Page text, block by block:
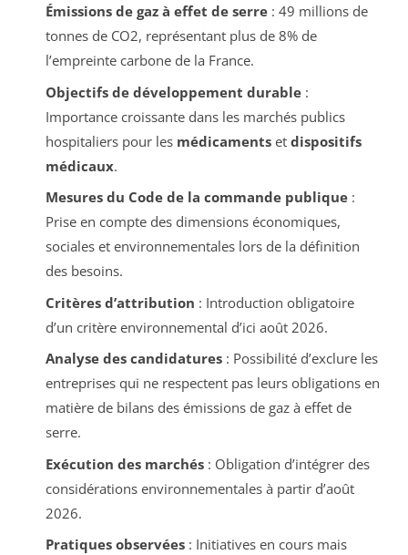
Émissions de gaz à effet de serre: 49 millions de
tonnes de CO2, représentant plus de 8% de
l’empreinte carbone de la France.
Objectifs de développement durable:
Importance croissante dans les marchés publics
hospitaliers pour les médicamentset dispositifs
médicaux.
Mesures du Code de la commande publique:
Prise en compte des dimensions économiques,
sociales et environnementales lors de la définition
des besoins.
Critères d’attribution : Introduction obligatoire
d’un critère environnemental d’ici août 2026.
Analyse des candidatures: Possibilité d’exclure les
entreprises qui ne respectent pas leurs obligations en
matière de bilans des émissions de gaz à effet de
serre.
Exécution des marchés: Obligation d’intégrer des
considérations environnementales à partir d’août
2026.
Pratiques observées: Initiatives en cours mais